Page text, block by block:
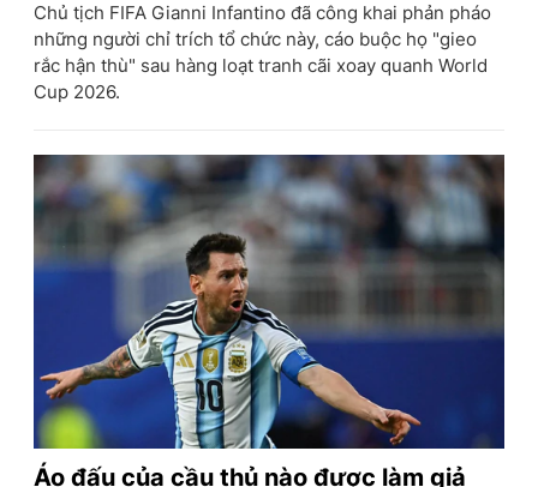
Chủ tịch FIFA Gianni Infantino đã công khai phản pháo
những người chỉ trích tổ chức này, cáo buộc họ "gieo
rắc hận thù" sau hàng loạt tranh cãi xoay quanh World
Cup 2026.
Áo đấu của cầu thủ nào được làm giả